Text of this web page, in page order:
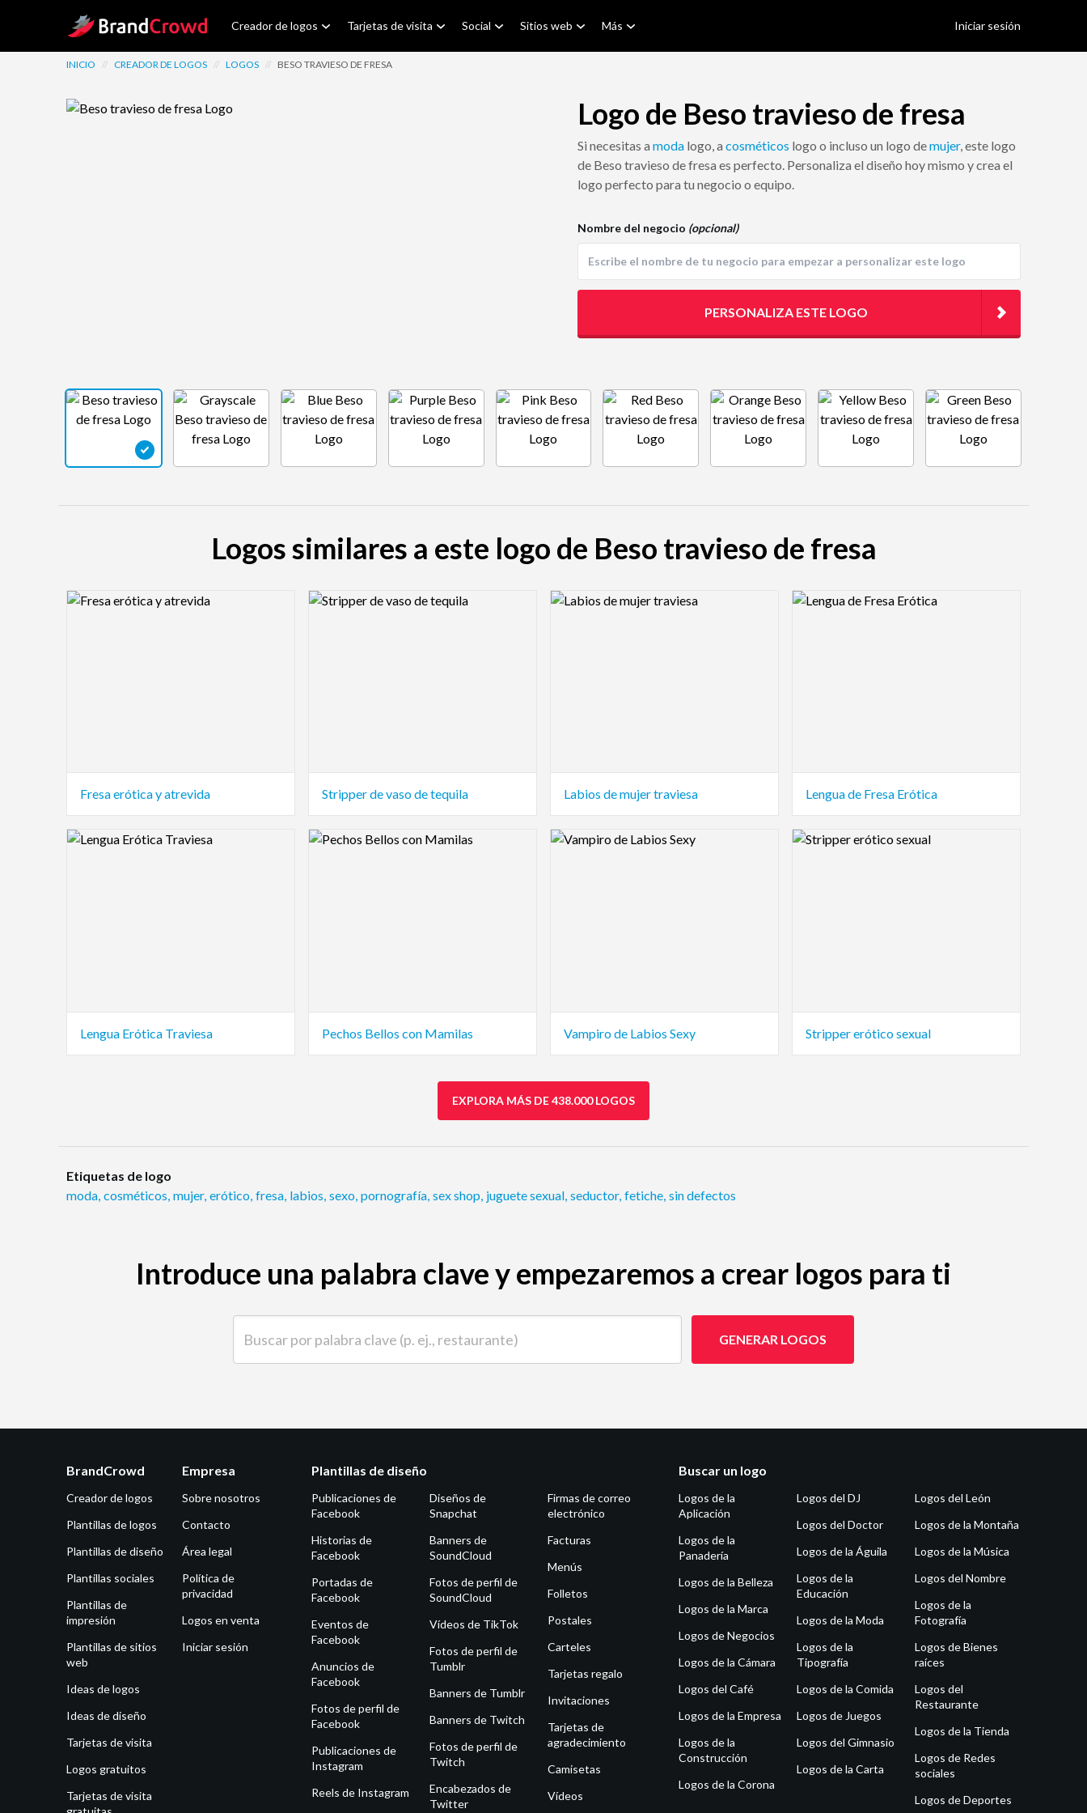
Site Logo Creador de logos Tarjetas de visita Social Sitios web Más Iniciar sesión
INICIO // CREADOR DE LOGOS // LOGOS // BESO TRAVIESO DE FRESA
Logo de Beso travieso de fresa
Si necesitas a moda logo, a cosméticos logo o incluso un logo demujer, este logo
de Beso travieso de fresa es perfecto. Personaliza el diseño hoy mismo y crea el
logo perfecto para tu negocio o equipo.
Nombre del negocio (opcional)
PERSONALIZA ESTE LOGO
Logos similares a este logo de Beso travieso de fresa
Logo Preview Image
Fresa erótica y atrevida
Logo Preview Image
Stripper de vaso de tequila
Logo Preview Image
Labios de mujer traviesa
Logo Preview Image
Lengua de Fresa Erótica
Logo Preview Image
Lengua Erótica Traviesa
Logo Preview Image
Pechos Bellos con Mamilas
Logo Preview Image
Vampiro de Labios Sexy
Logo Preview Image
Stripper erótico sexual
EXPLORA MÁS DE 438.000 LOGOS
Etiquetas de logo
moda, cosméticos, mujer, erótico, fresa, labios, sexo, pornografía, sex shop, juguete sexual, seductor, fetiche, sin defectos
Introduce una palabra clave y empezaremos a crear logos para ti
GENERAR LOGOS
BrandCrowd
Creador de logos
Plantillas de logos
Plantillas de diseño
Plantillas sociales
Plantillas de
impresión
Plantillas de sitios
web
Ideas de logos
Ideas de diseño
Tarjetas de visita
Logos gratuitos
Tarjetas de visita
Empresa
Sobre nosotros
Contacto
Área legal
Política de
privacidad
Logos en venta
Iniciar sesión
Plantillas de diseño
Publicaciones de
Facebook
Historias de
Facebook
Portadas de
Facebook
Eventos de
Facebook
Anuncios de
Facebook
Fotos de perfil de
Facebook
Publicaciones de
Instagram
Reels de Instagram
Diseños de
Snapchat
Banners de
SoundCloud
Fotos de perfil de
SoundCloud
Vídeos de TikTok
Fotos de perfil de
Tumblr
Banners de Tumblr
Banners de Twitch
Fotos de perfil de
Twitch
Encabezados de
Twitter
Firmas de correo
electrónico
Facturas
Menús
Folletos
Postales
Carteles
Tarjetas regalo
Invitaciones
Tarjetas de
agradecimiento
Camisetas
Vídeos
Buscar un logo
Logos de la
Aplicación
Logos de la
Panadería
Logos de la Belleza
Logos de la Marca
Logos de Negocios
Logos de la Cámara
Logos del Café
Logos de la Empresa
Logos de la
Construcción
Logos de la Corona
Logos del DJ
Logos del Doctor
Logos de la Águila
Logos de la
Educación
Logos de la Moda
Logos de la
Tipografía
Logos de la Comida
Logos de Juegos
Logos del Gimnasio
Logos de la Carta
Logos del León
Logos de la Montaña
Logos de la Música
Logos del Nombre
Logos de la
Fotografía
Logos de Bienes
raíces
Logos del
Restaurante
Logos de la Tienda
Logos de Redes
sociales
Logos de Deportes